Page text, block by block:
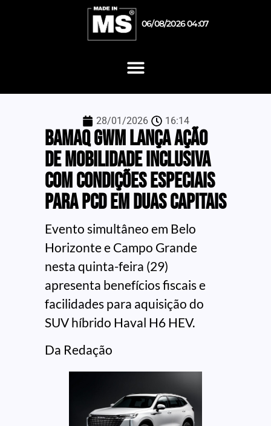
06/08/2026 04:07
28/01/2026 16:14
Bamaq GWM lança ação
de mobilidade inclusiva
com condições especiais
para PcD em duas capitais
Evento simultâneo em Belo
Horizonte e Campo Grande
nesta quinta-feira (29)
apresenta benefícios fiscais e
facilidades para aquisição do
SUV híbrido Haval H6 HEV.
Da Redação